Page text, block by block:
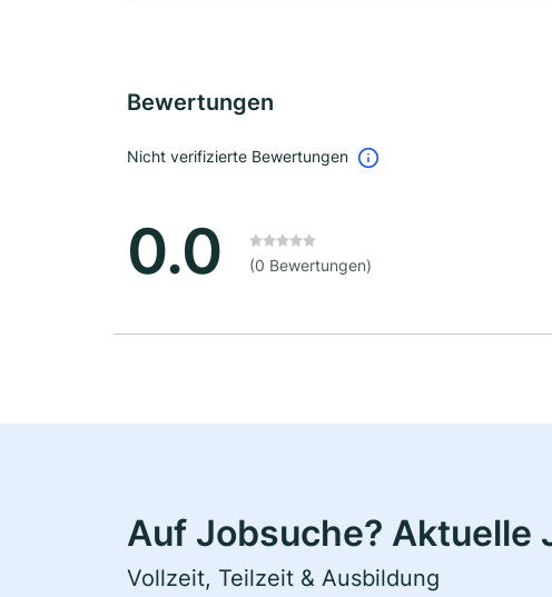
Bewertungen
Nicht verifizierte Bewertungen
0.0 (0 Bewertungen)
Auf Jobsuche? Aktuelle
Vollzeit, Teilzeit & Ausbildung